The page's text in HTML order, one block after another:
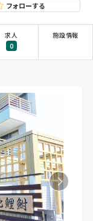
フォローする
求人
0
施設情報